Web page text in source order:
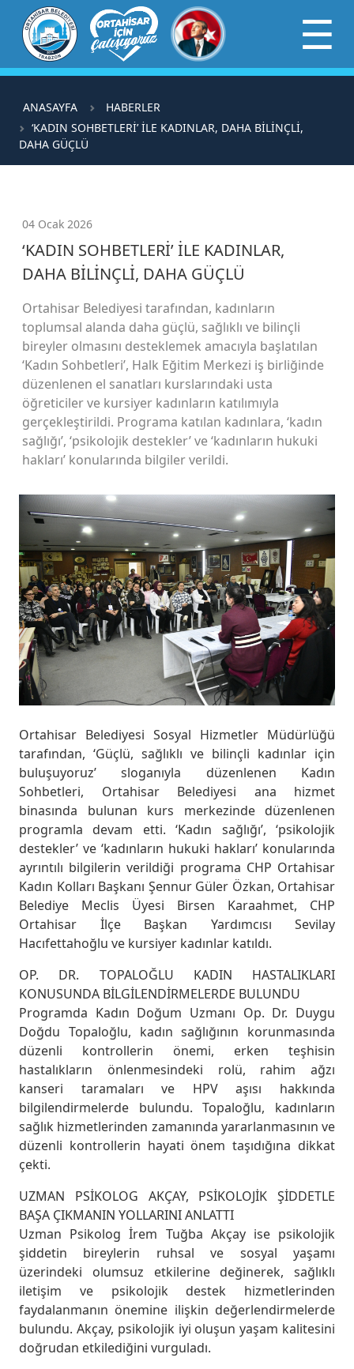
×
☰
ANASAYFA
HABERLER
‘KADIN SOHBETLERİ’ İLE KADINLAR, DAHA BİLİNÇLİ,
DAHA GÜÇLÜ
04 Ocak 2026
‘KADIN SOHBETLERİ’ İLE KADINLAR,
DAHA BİLİNÇLİ, DAHA GÜÇLÜ
Ortahisar Belediyesi tarafından, kadınların
toplumsal alanda daha güçlü, sağlıklı ve bilinçli
bireyler olmasını desteklemek amacıyla başlatılan
‘Kadın Sohbetleri’, Halk Eğitim Merkezi iş birliğinde
düzenlenen el sanatları kurslarındaki usta
öğreticiler ve kursiyer kadınların katılımıyla
gerçekleştirildi. Programa katılan kadınlara, ‘kadın
sağlığı’, ‘psikolojik destekler’ ve ‘kadınların hukuki
hakları’ konularında bilgiler verildi.
Ortahisar Belediyesi Sosyal Hizmetler Müdürlüğü
tarafından, ‘Güçlü, sağlıklı ve bilinçli kadınlar için
buluşuyoruz’ sloganıyla düzenlenen Kadın
Sohbetleri, Ortahisar Belediyesi ana hizmet
binasında bulunan kurs merkezinde düzenlenen
programla devam etti. ‘Kadın sağlığı’, ‘psikolojik
destekler’ ve ‘kadınların hukuki hakları’ konularında
ayrıntılı bilgilerin verildiği programa CHP Ortahisar
Kadın Kolları Başkanı Şennur Güler Özkan, Ortahisar
Belediye Meclis Üyesi Birsen Karaahmet, CHP
Ortahisar İlçe Başkan Yardımcısı Sevilay
Hacıfettahoğlu ve kursiyer kadınlar katıldı.
OP. DR. TOPALOĞLU KADIN HASTALIKLARI
KONUSUNDA BİLGİLENDİRMELERDE BULUNDU
Programda Kadın Doğum Uzmanı Op. Dr. Duygu
Doğdu Topaloğlu, kadın sağlığının korunmasında
düzenli kontrollerin önemi, erken teşhisin
hastalıkların önlenmesindeki rolü, rahim ağzı
kanseri taramaları ve HPV aşısı hakkında
bilgilendirmelerde bulundu. Topaloğlu, kadınların
sağlık hizmetlerinden zamanında yararlanmasının ve
düzenli kontrollerin hayati önem taşıdığına dikkat
çekti.
UZMAN PSİKOLOG AKÇAY, PSİKOLOJİK ŞİDDETLE
BAŞA ÇIKMANIN YOLLARINI ANLATTI
Uzman Psikolog İrem Tuğba Akçay ise psikolojik
şiddetin bireylerin ruhsal ve sosyal yaşamı
üzerindeki olumsuz etkilerine değinerek, sağlıklı
iletişim ve psikolojik destek hizmetlerinden
faydalanmanın önemine ilişkin değerlendirmelerde
bulundu. Akçay, psikolojik iyi oluşun yaşam kalitesini
doğrudan etkilediğini vurguladı.